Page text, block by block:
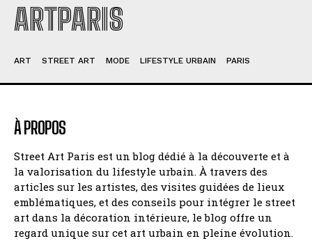
ARTPARIS
ART STREET ART MODE LIFESTYLE URBAIN PARIS
À PROPOS
Street Art Paris est un blog dédié à la découverte et à
la valorisation du lifestyle urbain. À travers des
articles sur les artistes, des visites guidées de lieux
emblématiques, et des conseils pour intégrer le street
art dans la décoration intérieure, le blog offre un
regard unique sur cet art urbain en pleine évolution.